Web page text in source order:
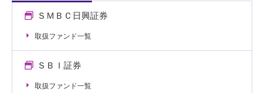
ＳＭＢＣ日興証券
取扱ファンド一覧
ＳＢＩ証券
取扱ファンド一覧